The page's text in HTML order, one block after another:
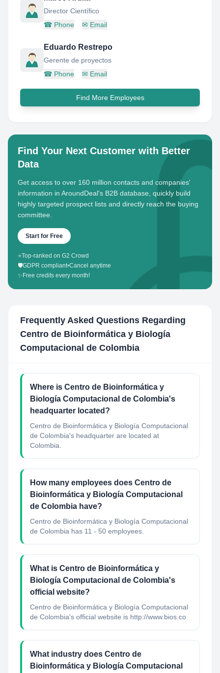
Director Científico
☎ Phone ✉ Email
Eduardo Restrepo
Gerente de proyectos
☎ Phone ✉ Email
Find More Employees
Find Your Next Customer with Better
Data
Get access to over 160 million contacts and companies'
information in AroundDeal's B2B database, quickly build
highly targeted prospect lists and directly reach the buying
committee.
Start for Free
⭐Top-ranked on G2 Crowd
🛡️GDPR compliant•Cancel anytime
✨ Free credits every month!
Frequently Asked Questions Regarding
Centro de Bioinformática y Biología
Computacional de Colombia
Where is Centro de Bioinformática y
Biología Computacional de Colombia's
headquarter located?
Centro de Bioinformática y Biología Computacional
de Colombia's headquarter are located at
Colombia.
How many employees does Centro de
Bioinformática y Biología Computacional
de Colombia have?
Centro de Bioinformática y Biología Computacional
de Colombia has 11 - 50 employees.
What is Centro de Bioinformática y
Biología Computacional de Colombia's
official website?
Centro de Bioinformática y Biología Computacional
de Colombia's official website is http://www.bios.co
What industry does Centro de
Bioinformática y Biología Computacional